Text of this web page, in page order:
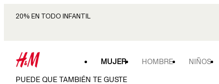
20% EN TODO INFANTIL
MUJER HOMBRE NIÑOS
PUEDE QUE TAMBIÉN TE GUSTE